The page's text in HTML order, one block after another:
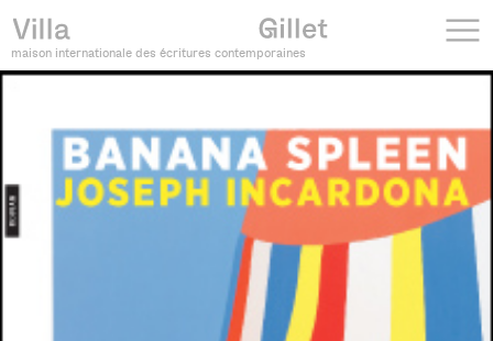
maison internationale des écritures contemporaines